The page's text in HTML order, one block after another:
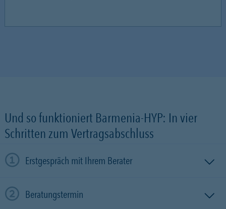
Und so funktioniert Barmenia-HYP: In vier
Schritten zum Vertragsabschluss
Erstgespräch mit Ihrem Berater
Beratungstermin